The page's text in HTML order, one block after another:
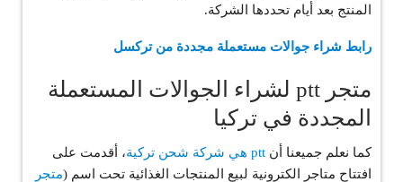
المنتج بعد أيام تحددها الشركة.
رابط شراء جوالات مستعملة مجددة من تركسل
متجر ptt لشراء الجوالات المستعملة
المجددة في تركيا
كما نعلم جميعنا أن ptt هي شركة شحن تركية
، أقدمت على
افتتاح متاجر الكترونية لبيع المنتجات الغذائية تحت اسم (متجر